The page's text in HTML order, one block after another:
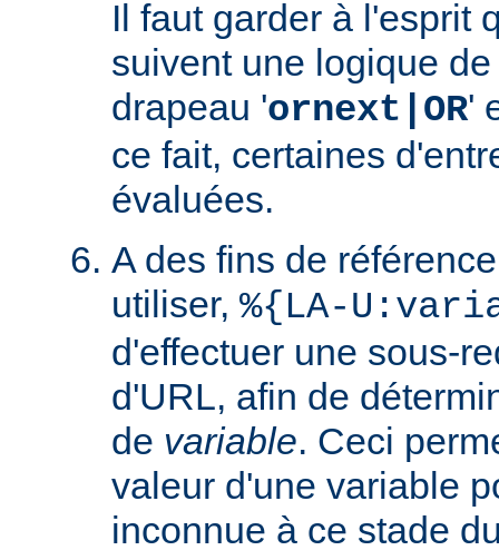
Il faut garder à l'esprit
suivent une logique
drapeau 'ornext|OR'
ce fait, certaines
évaluées.
A des fins de
utiliser, %{LA-
d'effectuer une sous-
d'URL, afin de
de variable. Ceci
valeur d'une variable
inconnue à ce stade